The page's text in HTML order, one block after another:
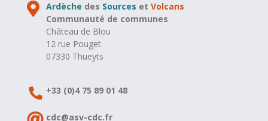
Ardèche des Sources etVolcans
Communauté de communes
Château de Blou
12 rue Pouget
07330 Thueyts
+33 (0)4 75 89 01 48
cdc@asv-cdc.fr